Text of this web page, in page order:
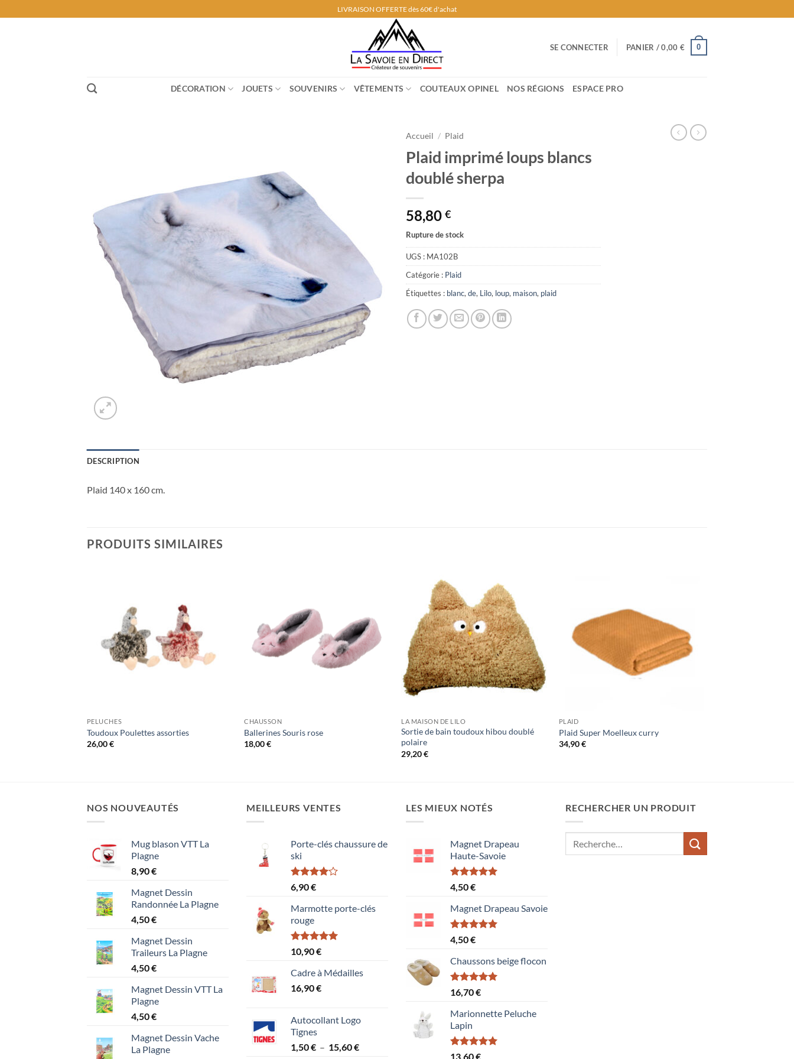
au
LIVRAISON OFFERTE dès 60€ d'achat
SE CONNECTER PANIER /0,00 € 0
DÉCORATION JOUETS SOUVENIRS VÊTEMENTS COUTEAUX OPINEL NOS RÉGIONS ESPACE PRO
Accueil / Plaid
Plaid imprimé loups blancs
doublé sherpa
58,80 €
Rupture de stock
UGS : MA102B
Catégorie : Plaid
Étiquettes : blanc, de, Lilo, loup, maison, plaid
DESCRIPTION
Plaid 140 x 160 cm.
PRODUITS SIMILAIRES
PELUCHES
Toudoux Poulettes assorties
26,00€
CHAUSSON
Ballerines Souris rose
18,00€
LA MAISON DE LILO
Sortie de bain toudoux hibou doublé
polaire
29,20€
PLAID
Plaid Super Moelleux curry
34,90€
NOS NOUVEAUTÉS
Mug blason VTT La
Plagne
8,90€
Magnet Dessin
Randonnée La Plagne
4,50€
Magnet Dessin
Traileurs La Plagne
4,50€
Magnet Dessin VTT La
Plagne
4,50€
Magnet Dessin Vache
La Plagne
MEILLEURS VENTES
Porte-clés chaussure de
ski
Note
4.00
5
6,90€
Marmotte porte-clés
rouge
Note5.00
sur 5
10,90€
Cadre à Médailles
16,90€
Autocollant Logo
Tignes
1,50€ – 15,60€Plage
LES MIEUX NOTÉS
Magnet Drapeau
Haute-Savoie
Note5.00
sur 5
4,50€
Magnet Drapeau Savoie
Note5.00
sur 5
4,50€
Chaussons beige flocon
Note5.00
sur 5
16,70€
Marionnette Peluche
Lapin
Note5.00
13,60€
RECHERCHER UN PRODUIT